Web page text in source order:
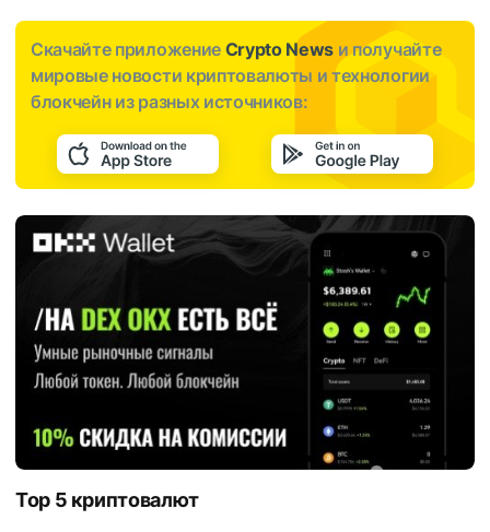
Скачайте приложение Crypto News и получайте
мировые новости криптовалюты и технологии
блокчейн из разных источников:
Top 5 криптовалют